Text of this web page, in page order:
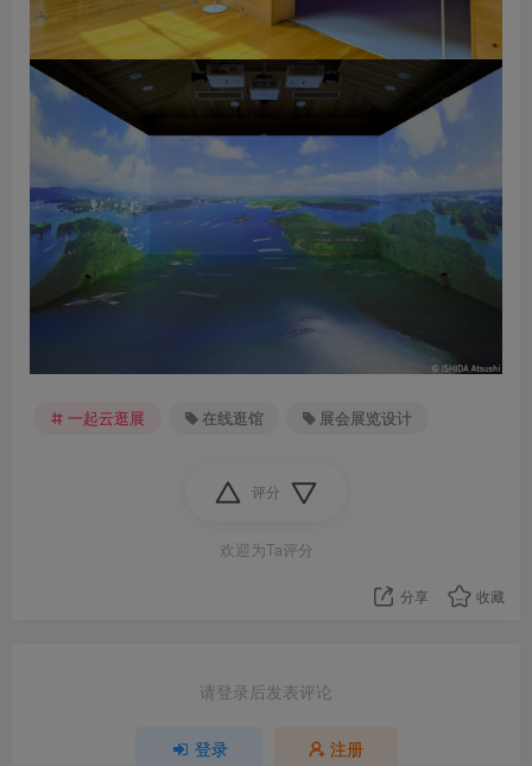
一起云逛展 在线逛馆 展会展览设计
评分
欢迎为Ta评分
分享 收藏
请登录后发表评论
登录 注册